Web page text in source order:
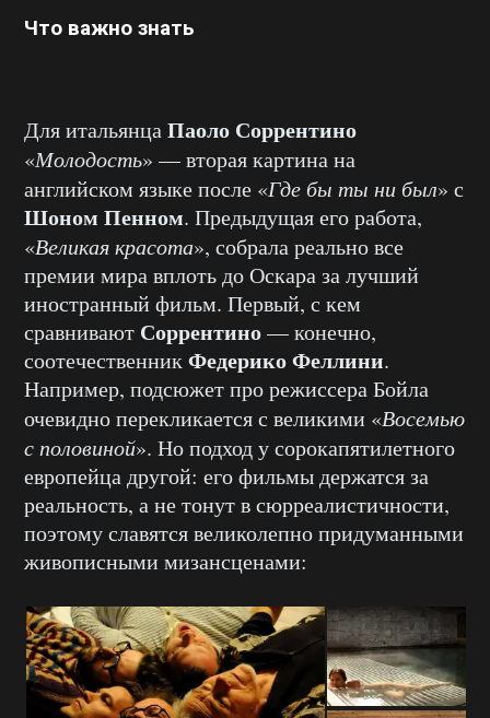
Что важно знать
ДляитальянцаПаоло Соррентино
«Молодость» — вторая картина на
английском языке после «Где бы ты ни был» с
Шоном Пенном. Предыдущая его работа,
«Великая красота», собрала реально все
премии мира вплоть до Оскара за лучший
иностранный фильм. Первый, с кем
сравнивают Соррентино— конечно,
соотечественникФедерико Феллини.
Например, подсюжет про режиссера Бойла
очевидно перекликается с великими «Восемью
с половиной». Но подход у сорокапятилетного
европейца другой: его фильмы держатся за
реальность, а не тонут в сюрреалистичности,
поэтому славятся великолепно придуманными
живописными мизансценами: